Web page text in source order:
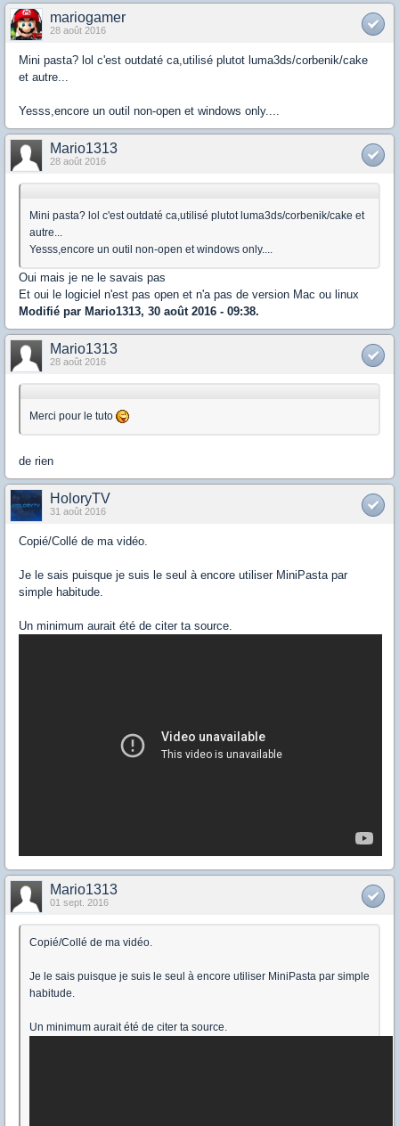
mariogamer
28 août 2016
Mini pasta? lol c'est outdaté ca,utilisé plutot luma3ds/corbenik/cake
et autre...
Yesss,encore un outil non-open et windows only....
Mario1313
28 août 2016
Mini pasta? lol c'est outdaté ca,utilisé plutot luma3ds/corbenik/cake et
autre...
Yesss,encore un outil non-open et windows only....
Oui mais je ne le savais pas
Et oui le logiciel n'est pas open et n'a pas de version Mac ou linux
Modifié par Mario1313, 30 août 2016 - 09:38.
Mario1313
28 août 2016
Merci pour le tuto
de rien
HoloryTV
31 août 2016
Copié/Collé de ma vidéo.
Je le sais puisque je suis le seul à encore utiliser MiniPasta par
simple habitude.
Un minimum aurait été de citer ta source.
Mario1313
01 sept. 2016
Copié/Collé de ma vidéo.
Je le sais puisque je suis le seul à encore utiliser MiniPasta par simple
habitude.
Un minimum aurait été de citer ta source.